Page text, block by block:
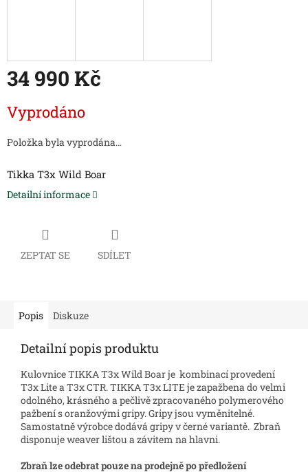
34 990 Kč
cena:
Vyprodáno
Položka byla vyprodána…
Tikka T3x Wild Boar
Detailní informace
ZEPTAT SE SDÍLET
Popis Diskuze
Detailní popis produktu
Kulovnice TIKKA T3x Wild Boar je kombinací provedení
T3x Lite a T3x CTR. TIKKA T3x LITE je zapažbena do velmi
odolného, krásného a pečlivě zpracovaného polymerového
pažbení s oranžovými gripy. Gripy jsou vyměnitelné.
Samostatně výrobce dodává gripy v černé variantě. Zbraň
disponuje weaver lištou a závitem na hlavni.
Zbraň lze odebrat pouzena prodejněpo předložení